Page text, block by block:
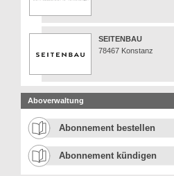
SEITENBAU
78467 Konstanz
Aboverwaltung
Abonnement bestellen
Abonnement kündigen